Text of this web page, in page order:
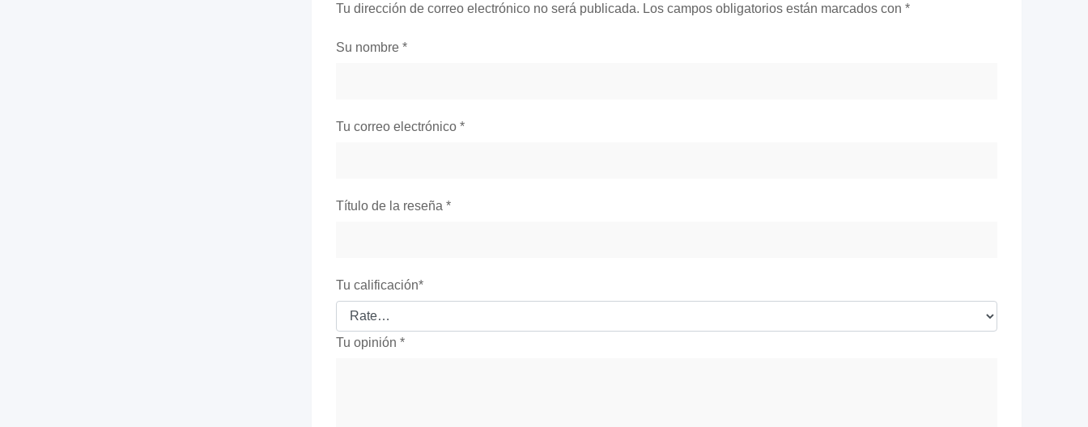
Tu dirección de correo electrónico no será publicada. Los campos obligatorios están marcados con *
Su nombre *
Tu correo electrónico *
Título de la reseña *
Tu calificación*
Tu opinión *